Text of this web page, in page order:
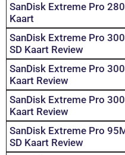
SanDisk Extreme Pro
Kaart
SanDisk Extreme Pro
SD Kaart Review
SanDisk Extreme Pro
Kaart Review
SanDisk Extreme Pro
Kaart Review
SanDisk Extreme Pro
SD Kaart Review